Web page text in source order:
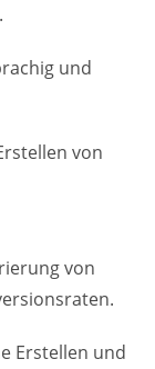
und
von
von
Erstellen und